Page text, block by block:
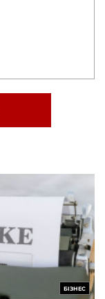
БІЗНЕС